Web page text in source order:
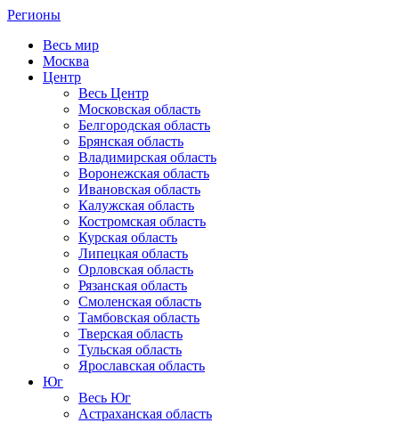
Регионы
Весь мир
Москва
Центр
Весь Центр
Московская область
Белгородская область
Брянская область
Владимирская область
Воронежская область
Ивановская область
Калужская область
Костромская область
Курская область
Липецкая область
Орловская область
Рязанская область
Смоленская область
Тамбовская область
Тверская область
Тульская область
Ярославская область
Юг
Весь Юг
Астраханская область